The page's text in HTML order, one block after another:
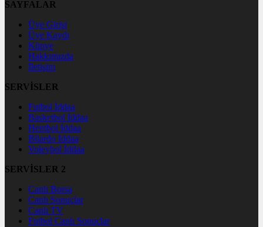
SAYFALAR
Üye Girişi
Üye Kaydı
Künye
Hakkımızda
İletişim
SERVİSLER
Futbol İddaa
Basketbol İddaa
Hentbol İddaa
Bilardo İddaa
Voleybol İddaa
SERVİSLER 2
Canlı Borsa
Canlı Sonuçlar
Canlı TV
Futbol Canlı Sonuçlar